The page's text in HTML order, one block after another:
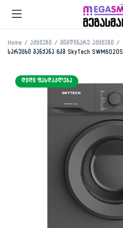
Home აქციები
მიმდინარე აქციები
სარეცხი მანქანა 6კგ SkyTech SWM6020S
ᲓᲘᲓᲘ ᲤᲐᲡᲓᲐᲙᲚᲔᲑᲐ